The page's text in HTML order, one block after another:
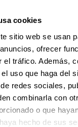
cookies
sitio web se usan
ofrecer
el tráfico. Además,
uso que haga del
redes sociales,
combinarla con
o que
hecho de sus
niños deben
a decir cuáles
que sus hijos
para ser